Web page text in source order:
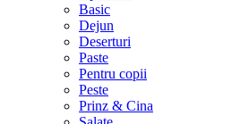
Basic
Dejun
Deserturi
Paste
Pentru copii
Peste
Prinz & Cina